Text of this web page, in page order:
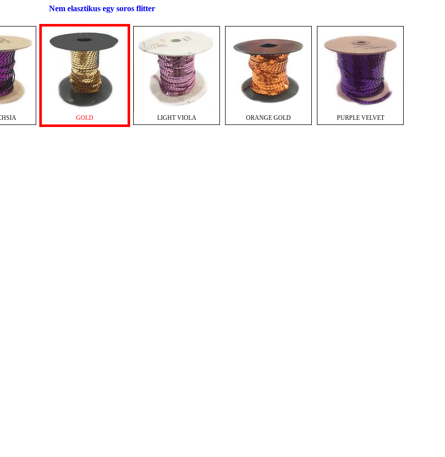
Nem elasztikus egy soros flitter
GOLD LIGHT VIOLA ORANGE GOLD PURPLE VELVET